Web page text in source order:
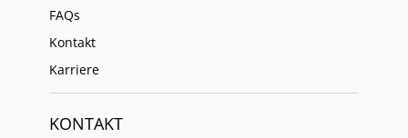
FAQs
Kontakt
Karriere
KONTAKT